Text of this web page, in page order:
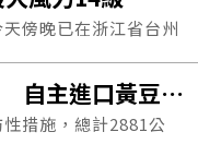
傍晚已在浙江省台州
達14級
台糖：下半年停購外購粗油 自主進口黃豆產製成品油
措施，總計2881公